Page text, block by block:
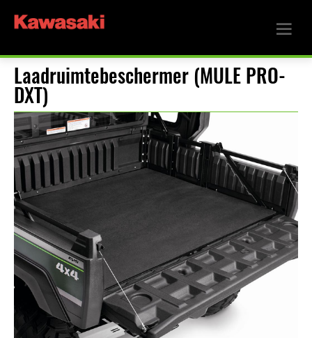
Laadruimtebeschermer (MULE PRO-
DXT)